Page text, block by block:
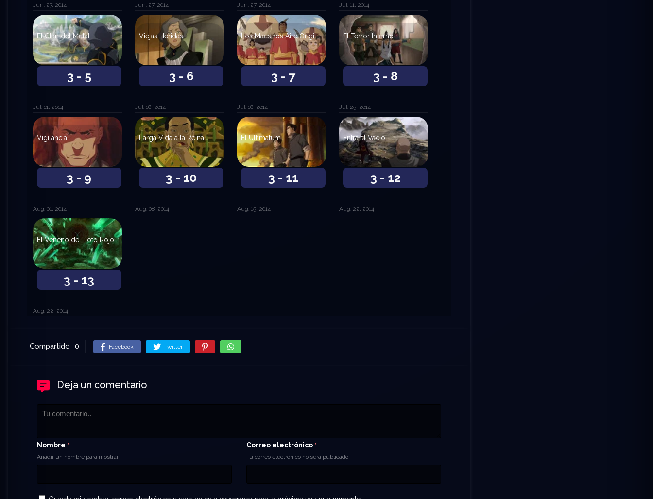
Jun. 27, 2014 Jun. 27, 2014 Jun. 27, 2014 Jul. 11, 2014
3 - 5
El Clan del Metal
Jul. 11, 2014
3 - 6
Viejas Heridas
Jul. 18, 2014
3 - 7
Los Maestros Aire Originales
Jul. 18, 2014
3 - 8
El Terror Interno
Jul. 25, 2014
3 - 9
Vigilancia
Aug. 01, 2014
3 - 10
Larga Vida a la Reina
Aug. 08, 2014
3 - 11
El Ultimátum
Aug. 15, 2014
3 - 12
Entra al Vacío
Aug. 22, 2014
3 - 13
El Veneno del Loto Rojo
Aug. 22, 2014
Compartido 0 Facebook Twitter
Deja un comentario
Nombre *
Añadir un nombre para mostrar
Correo electrónico *
Tu correo electrónico no será publicado